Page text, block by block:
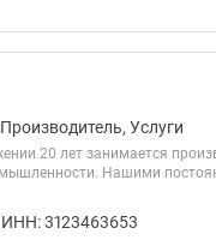
Услуги
20 лет занимается
Нашими
ИНН: 3123463653